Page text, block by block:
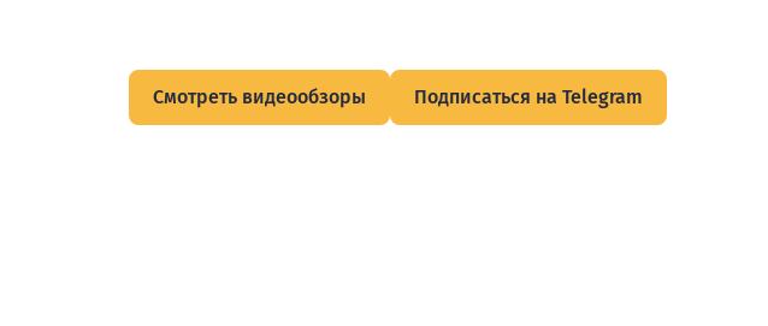
Смотреть видеообзоры Подписаться на Telegram